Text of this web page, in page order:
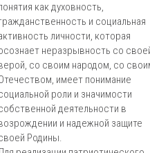
как духовность,
и социальная
личности, которая
неразрывность со
со своим народом, со
имеет понимание
роли и значимости
деятельности в
и надежной защите
Родины.